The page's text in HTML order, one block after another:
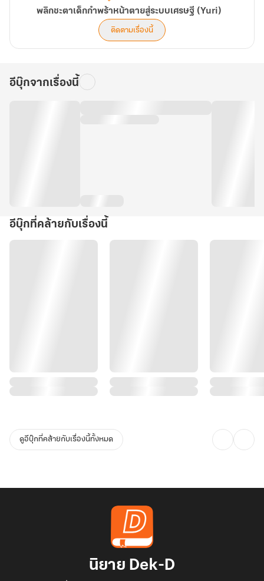
พลิกชะตาเด็กกำพร้าหน้าตายสู่ระบบเศรษฐี (Yuri)
ติดตามเรื่องนี้
อีบุ๊กจากเรื่องนี้
อีบุ๊กที่คล้ายกับเรื่องนี้
ดูอีบุ๊กที่คล้ายกับเรื่องนี้ทั้งหมด
นิยาย Dek-D